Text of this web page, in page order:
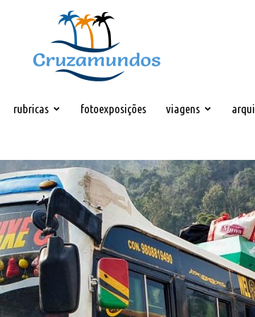
rubricas fotoexposições viagens